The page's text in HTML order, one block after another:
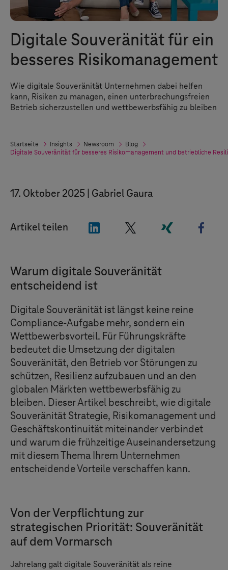
Digitale Souveränität für ein
besseres Risikomanagement
Wie digitale Souveränität Unternehmen dabei helfen
kann, Risiken zu managen, einen unterbrechungsfreien
Betrieb sicherzustellen und wettbewerbsfähig zu bleiben
Startseite Insights Newsroom
Blog
Digitale Souveränität für besseres Risikomanagement und betriebliche
17. Oktober 2025 Gabriel Gaura
Artikel teilen "LinkedIn" "Xing"
Warum digitale Souveränität
entscheidend ist
Digitale Souveränität ist längst keine reine
Compliance-Aufgabe mehr, sondern ein
Wettbewerbsvorteil. Für Führungskräfte
bedeutet die Umsetzung der digitalen
Souveränität, den Betrieb vor Störungen zu
schützen, Resilienz aufzubauen und an den
globalen Märkten wettbewerbsfähig zu
bleiben. Dieser Artikel beschreibt, wie digitale
Souveränität Strategie, Risikomanagement und
Geschäftskontinuität miteinander verbindet
und warum die frühzeitige Auseinandersetzung
mit diesem Thema Ihrem Unternehmen
entscheidende Vorteile verschaffen kann.
Von der Verpflichtung zur
strategischen Priorität: Souveränität
auf dem Vormarsch
Jahrelang galt digitale Souveränität als reine